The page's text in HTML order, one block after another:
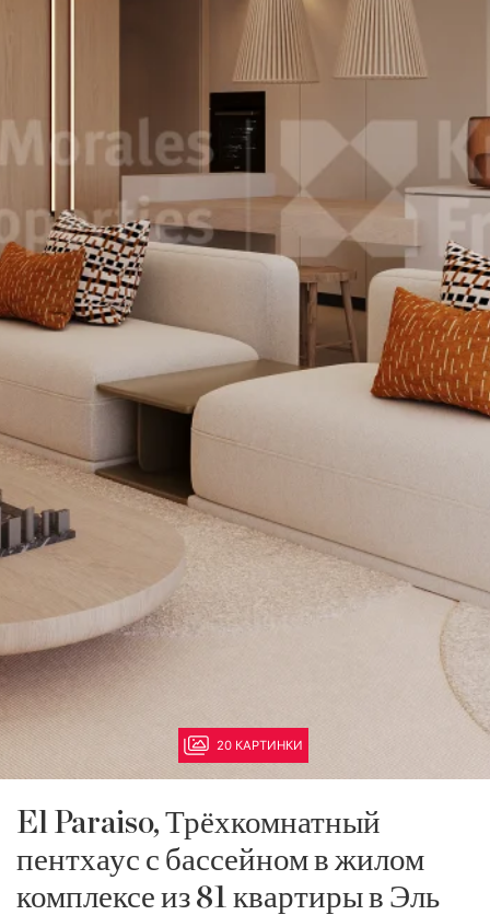
20 КАРТИНКИ
El Paraiso, Трёхкомнатный
пентхаус с бассейном в жилом
комплексе из 81 квартиры в Эль